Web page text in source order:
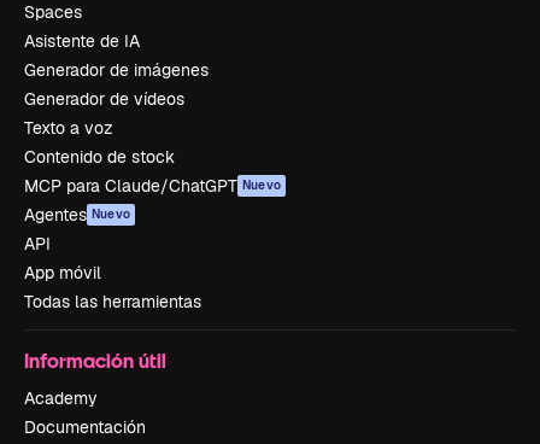
Spaces
Asistente de IA
Generador de imágenes
Generador de vídeos
Texto a voz
Contenido de stock
MCP para Claude/ChatGPT Nuevo
Agentes Nuevo
API
App móvil
Todas las herramientas
Información útil
Academy
Documentación